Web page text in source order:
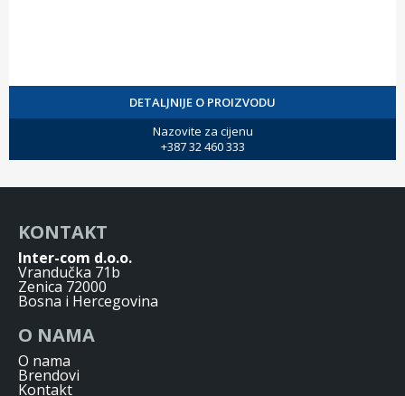
DETALJNIJE O PROIZVODU
Nazovite za cijenu
+387 32 460 333
KONTAKT
Inter-com d.o.o.
Vrandučka 71b
Zenica 72000
Bosna i Hercegovina
O NAMA
O nama
Brendovi
Kontakt